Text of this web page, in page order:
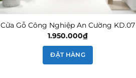
Cửa Gỗ Công Nghiệp An Cường KD.07
1.950.000₫
ĐẶT HÀNG